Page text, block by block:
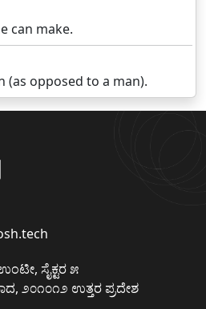
can make.
(as opposed to a man).
ಸೈಕ್ಟರ ೫
೨೦೧೦೧೨ ಉತ್ತರ ಪ್ರದೇಶ